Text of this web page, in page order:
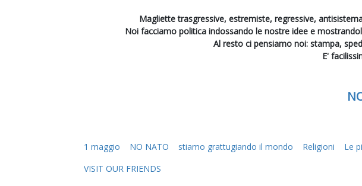
Magliette trasgressive, estremiste, regressive,
Noi facciamo politica indossando le nostre idee e
Al resto ci pensiamo noi: stampa,
E'
1 maggio NO NATO stiamo grattugiando il mondo Religioni Le
VISIT OUR FRIENDS